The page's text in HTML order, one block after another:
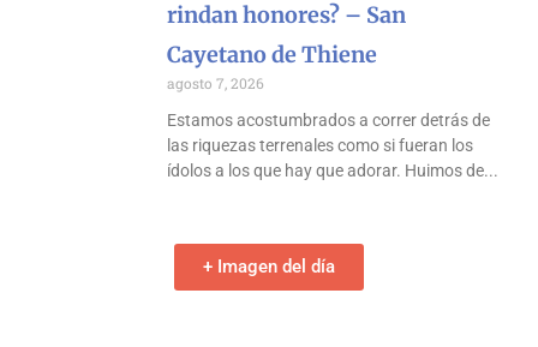
rindan honores? – San
Cayetano de Thiene
agosto 7, 2026
Estamos acostumbrados a correr detrás de
las riquezas terrenales como si fueran los
ídolos a los que hay que adorar. Huimos de
+ Imagen del día